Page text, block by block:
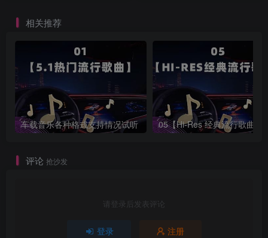
相关推荐
车载音乐各种格式支持情况试听 05【Hi-Res 经典流行歌曲】
评论 抢沙发
请登录后发表评论
登录 注册